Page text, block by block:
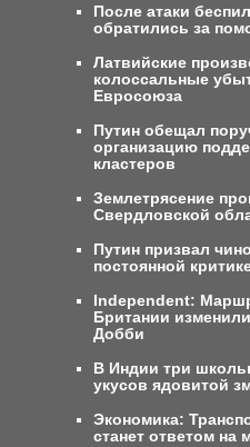
После атаки
обратились за
Латвийские
колоссальные
Евросоюза
Путин обещал
организацию
кластеров
Землетрясение
Свердловской
Путин призвал
постоянной
Independent:
Британии
Добби
В Индии три
укусов ядовитой
Экономика:
станет ответом на